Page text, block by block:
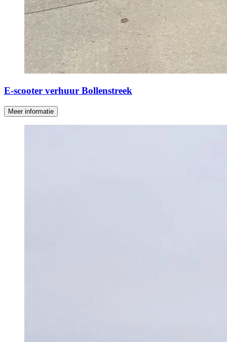
E-scooter verhuur Bollenstreek
Meer informatie